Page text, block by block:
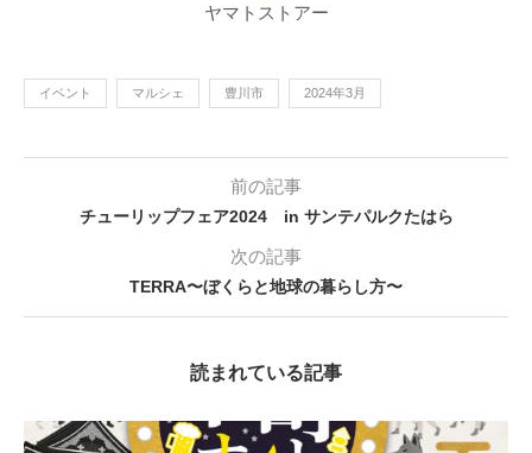
ヤマトストアー
イベント マルシェ 豊川市 2024年3月
前の記事
チューリップフェア2024 in サンテパルクたはら
次の記事
TERRA〜ぼくらと地球の暮らし方〜
読まれている記事